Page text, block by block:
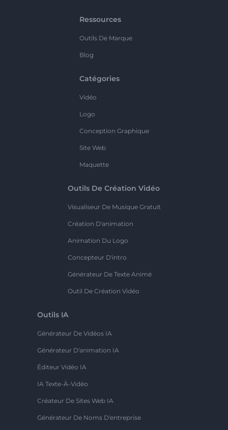
Ressources
Outils De Marque
Blog
Catégories
Vidéo
Logo
Conception Graphique
Site Web
Maquette
Outils De Création Vidéo
Visualiseur De Musique Gratuit
Création D'animation
Animation Du Logo
Concepteur D'intro
Générateur De Texte Animé
Outil De Création Vidéo
Outils IA
Générateur De Vidéos IA
Générateur D'animation IA
Éditeur Vidéo IA
IA Texte-À-Vidéo
Créateur De Sites Web IA
Générateur De Noms D'entreprise